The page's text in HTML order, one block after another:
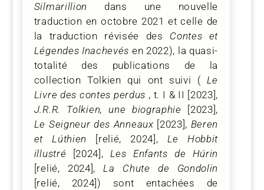
Silmarillion dans une nouvelle
traduction en octobre 2021 et celle de
la traduction révisée des Contes et
Légendes Inachevés en 2022), la quasi-
totalité des publications de la
collection Tolkien qui ont suivi ( Le
Livre des contes perdus , t. I & II [2023],
J.R.R. Tolkien, une biographie [2023],
Le Seigneur des Anneaux [2023], Beren
et Lúthien
[relié, 2024], Le Hobbit
illustré [2024], Les Enfants de Húrin
[relié, 2024],La Chute de Gondolin
[relié, 2024]) sont entachées de